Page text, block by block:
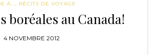
À..., RÉCITS DE VOYAGE
boréales au Canada!
4 NOVEMBRE 2012